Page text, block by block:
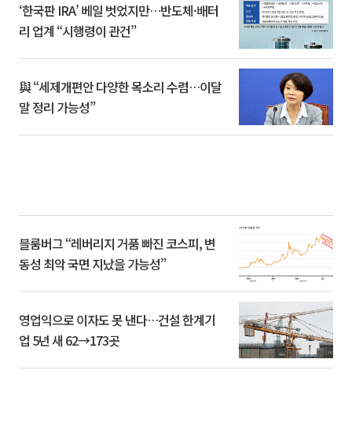
‘한국판 IRA’ 베일 벗었지만…반도체·배터
리 업계 “시행령이 관건”
與 “세제개편안 다양한 목소리 수렴…이달
말 정리 가능성”
블룸버그 “레버리지 거품 빠진 코스피, 변
동성 최악 국면 지났을 가능성”
영업익으로 이자도 못 낸다…건설 한계기
업 5년 새 62→173곳